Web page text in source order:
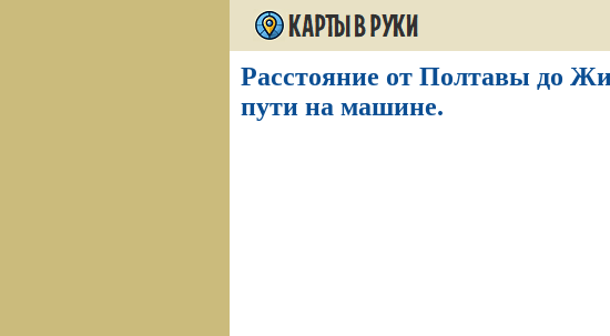
Расстояние от Полтавы до
пути на машине.